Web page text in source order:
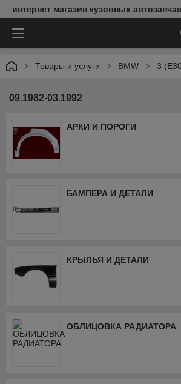
интернет магазин кузовных
Товары и услуги BMW 3
09.1982-03.1992
АРКИ И ПОРОГИ
БАМПЕРА И ДЕТАЛИ
КРЫЛЬЯ И ДЕТАЛИ
ОБЛИЦОВКА РАДИАТОРА